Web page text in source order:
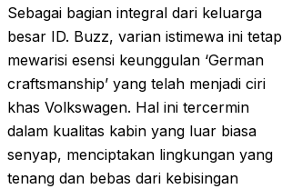
Sebagai bagian integral dari keluarga
besar ID. Buzz, varian istimewa ini tetap
mewarisi esensi keunggulan ‘German
craftsmanship’ yang telah menjadi ciri
khas Volkswagen. Hal ini tercermin
dalam kualitas kabin yang luar biasa
senyap, menciptakan lingkungan yang
tenang dan bebas dari kebisingan